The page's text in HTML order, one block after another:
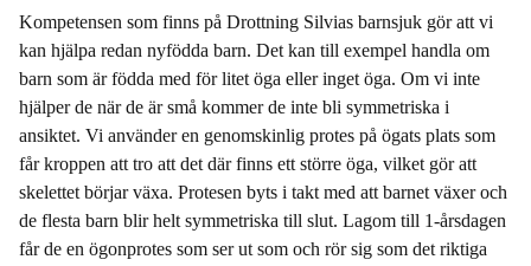
Kompetensen som finns på Drottning Silvias barnsjuk gör att vi
kan hjälpa redan nyfödda barn. Det kan till exempel handla om
barn som är födda med för litet öga eller inget öga. Om vi inte
hjälper de när de är små kommer de inte bli symmetriska i
ansiktet. Vi använder en genomskinlig protes på ögats plats som
får kroppen att tro att det där finns ett större öga, vilket gör att
skelettet börjar växa. Protesen byts i takt med att barnet växer och
de flesta barn blir helt symmetriska till slut. Lagom till 1-årsdagen
får de en ögonprotes som ser ut som och rör sig som det riktiga